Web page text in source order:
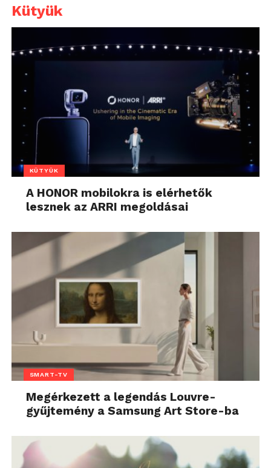
Kütyük
KÜTYÜK
A HONOR mobilokra is elérhetők
lesznek az ARRI megoldásai
SMART-TV
Megérkezett a legendás Louvre-
gyűjtemény a Samsung Art Store-ba